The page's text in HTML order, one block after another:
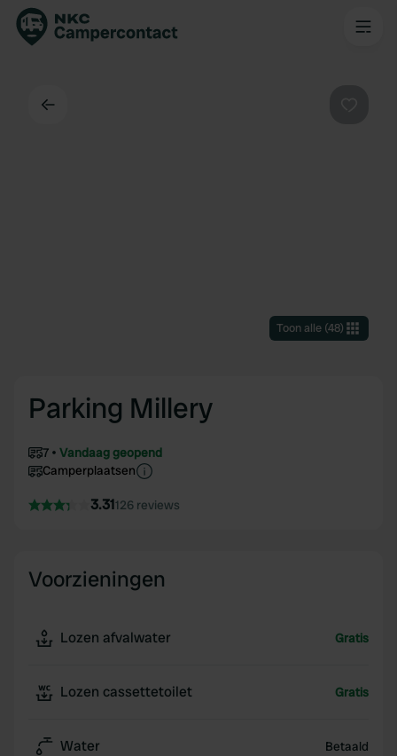
Toon alle(48)
Parking Millery
7
Vandaag geopend
Camperplaatsen
3.31126 reviews
Voorzieningen
Lozen afvalwater Gratis
Lozen cassettetoilet Gratis
Water Betaald